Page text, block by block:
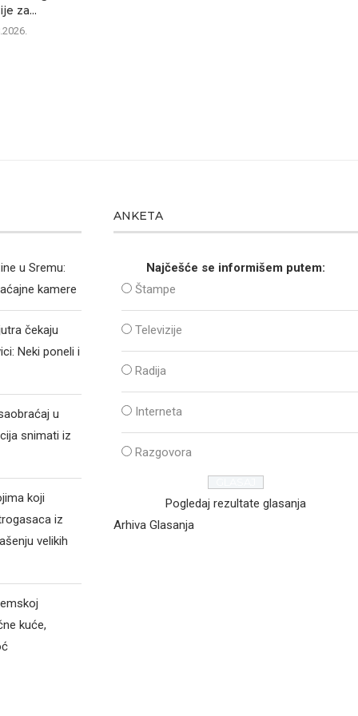
za...
u Sremu:
kamere
čekaju
Neki poneli i
u
snimati iz
koji
iz
velikih
kuće,
ANKETA
Najčešće se informišem putem:
Štampe
Televizije
Radija
Interneta
Razgovora
Pogledaj rezultate glasanja
Arhiva Glasanja